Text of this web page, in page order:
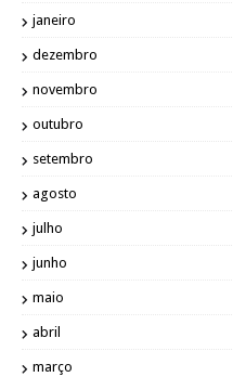
janeiro
dezembro
novembro
outubro
setembro
agosto
julho
junho
maio
abril
março